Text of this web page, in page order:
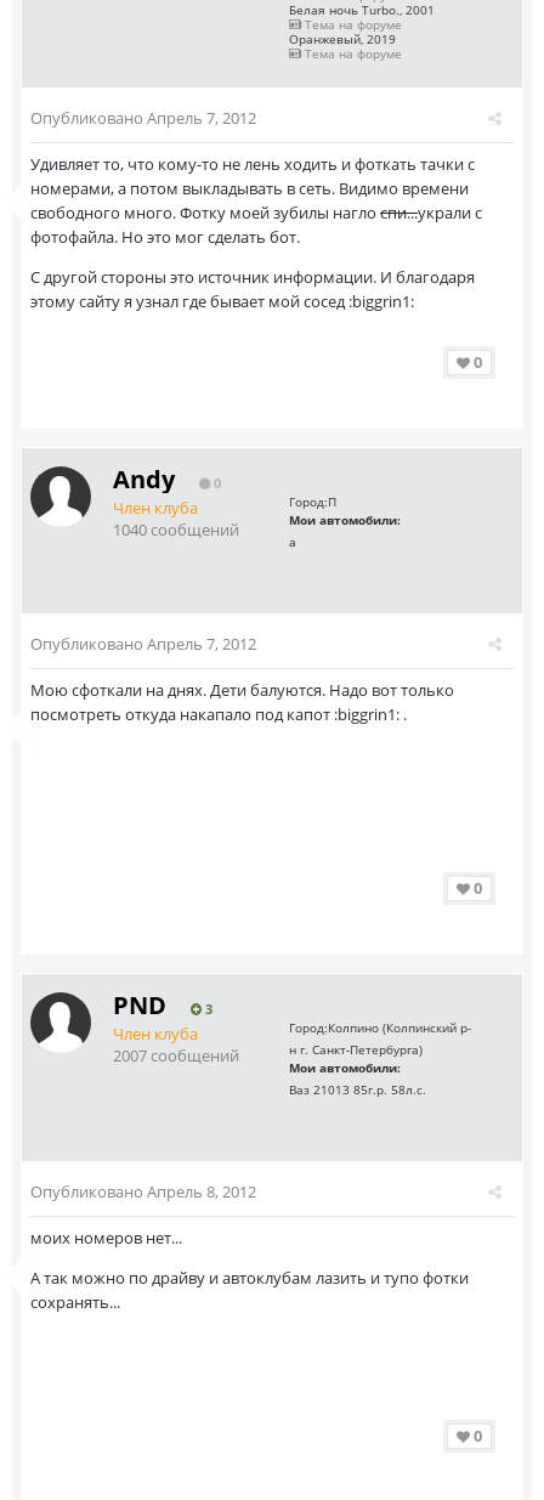
Белая ночь Turbo., 2001
Тема на форуме
Оранжевый, 2019
Тема на форуме
Опубликовано Апрель 7, 2012
Удивляет то, что кому-то не лень ходить и фоткать тачки с
номерами, а потом выкладывать в сеть. Видимо времени
свободного много. Фотку моей зубилы нагло спи...украли с
фотофайла. Но это мог сделать бот.
С другой стороны это источник информации. И благодаря
этому сайту я узнал где бывает мой сосед :biggrin1:
0
Andy 0
Член клуба
1040 сообщений
Город:П
Мои автомобили:
а
Опубликовано Апрель 7, 2012
Мою сфоткали на днях. Дети балуются. Надо вот только
посмотреть откуда накапало под капот :biggrin1: .
0
PND 3
Член клуба
2007 сообщений
Город:Колпино (Колпинский р-
н г. Санкт-Петербурга)
Мои автомобили:
Ваз 21013 85г.р. 58л.с.
Опубликовано Апрель 8, 2012
моих номеров нет...
А так можно по драйву и автоклубам лазить и тупо фотки
сохранять...
0